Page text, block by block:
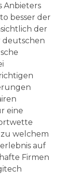
Anbieters
besser der
der
deutschen
eine
welchem
auf
Firmen